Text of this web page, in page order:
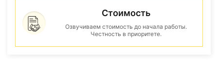
Стоимость
Озвучиваем стоимость до начала работы.
Честность в приоритете.